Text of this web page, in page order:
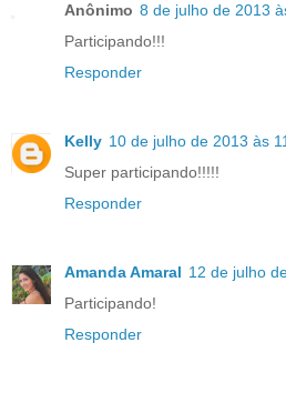
Anônimo 8 de julho de 2013
Participando!!!
Responder
Kelly 10 de julho de 2013 às
Super participando!!!!!
Responder
Amanda Amaral 12 de julho
Participando!
Responder